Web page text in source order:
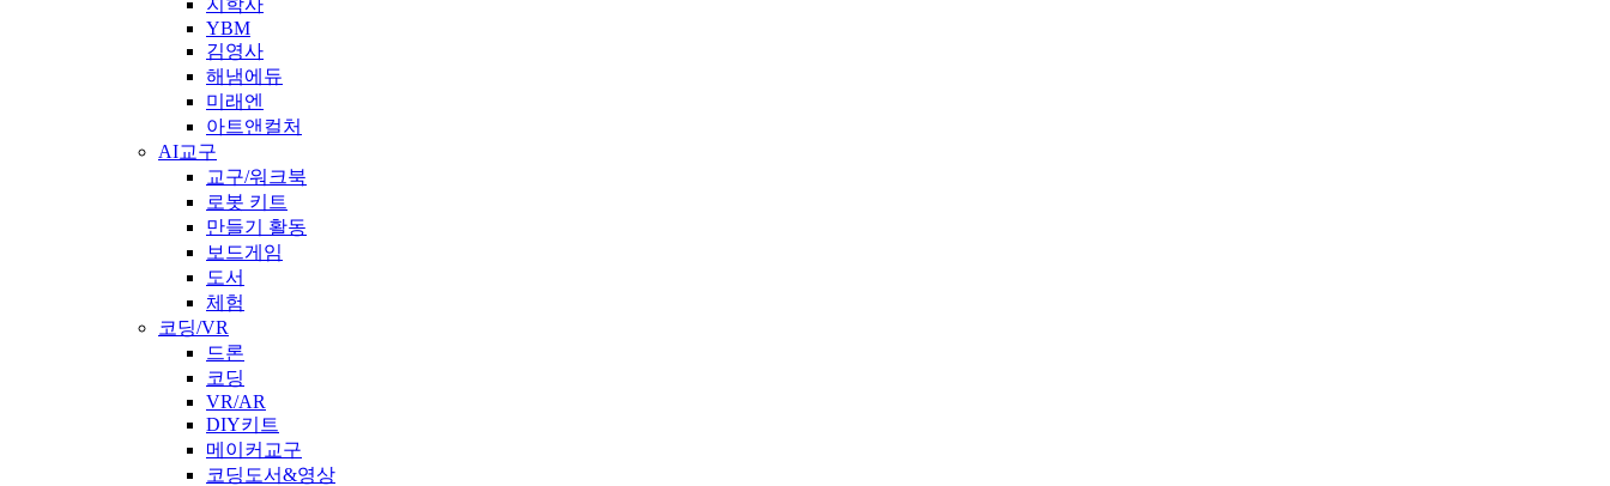
YBM
김영사
해냄에듀
미래엔
아트앤컬처
AI교구
교구/워크북
로봇 키트
만들기 활동
보드게임
도서
체험
코딩/VR
드론
코딩
VR/AR
DIY키트
메이커교구
코딩도서&영상